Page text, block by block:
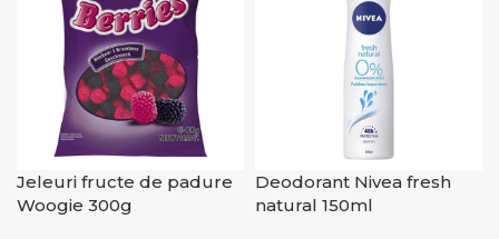
Jeleuri fructe de padure
Woogie 300g
Deodorant Nivea fresh
natural 150ml